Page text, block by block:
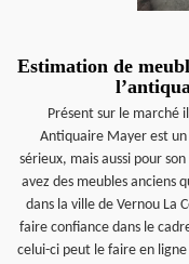
Estimation de
Présent sur le marché
Antiquaire Mayer est
sérieux, mais aussi pour
avez des meubles anciens
dans la ville de Vernou La
faire confiance dans le
celui-ci peut le faire en